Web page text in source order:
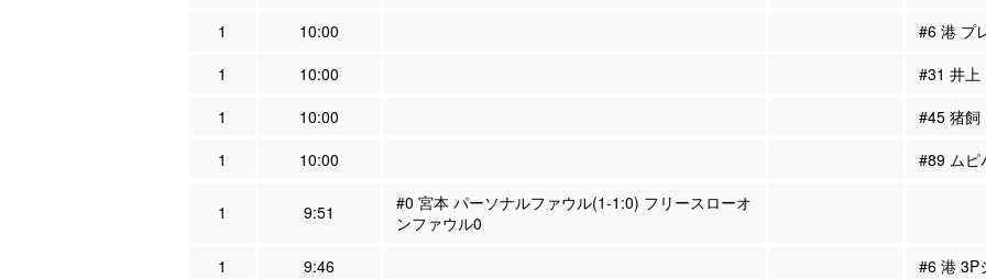
1
10:00
#6 港 プ
1
10:00
#31 井上
1
10:00
#45 猪飼
1
10:00 #89 ムピ
1 9:51
#0 宮本 パーソナルファウル(1-1:0) フリースローオ
ンファウル0
1
9:46
#6 港 3P